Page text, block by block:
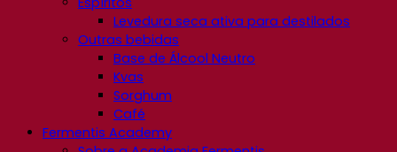
Levedura seca ativa para destilados
Outras bebidas
Base de Álcool Neutro
Kvas
Sorghum
Café
Fermentis Academy